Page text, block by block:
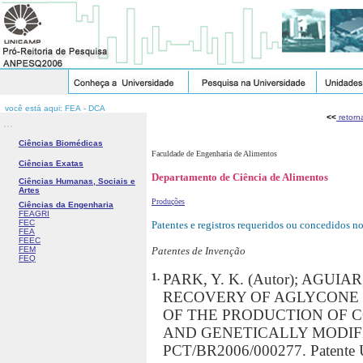
você está aqui: FEA - DCA
...
Ciências Biomédicas
Ciências Exatas
Ciências Humanas, Sociais e
Artes
Ciências da Engenharia
FEAGRI
FEC
FEA
FEEC
FEM
FEQ
<<
Faculdade de Engenharia de Alimentos
Departamento de Ciência de Alimentos
Produções
Patentes e registros requeridos ou concedidos
Patentes de Invenção
1. PARK, Y. K. (Autor);
RECOVERY OF
OF THE PRODUCTION OF
AND GENETICALLY
PCT/BR2006/000277.